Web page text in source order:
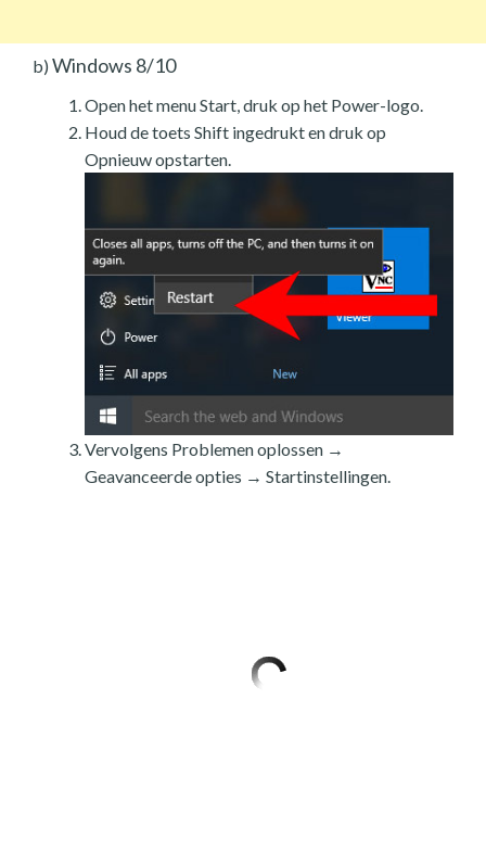
b) Windows 8/10
Open het menu Start, druk op het Power-logo.
Houd de toets Shift ingedrukt en druk op
Opnieuw opstarten.
Vervolgens Problemen oplossen →
Geavanceerde opties → Startinstellingen.